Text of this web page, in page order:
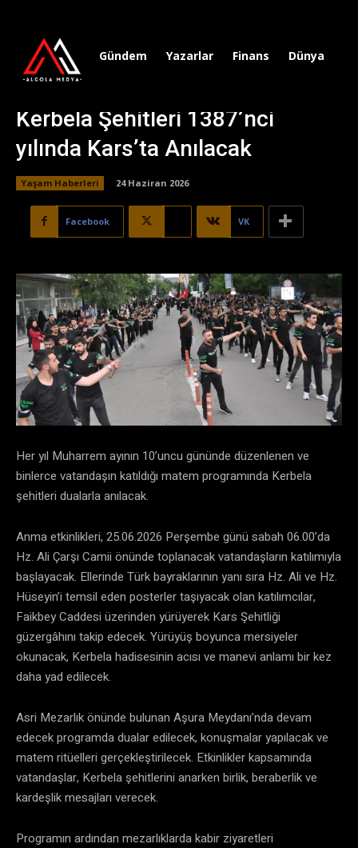
Gündem Yazarlar Finans Dünya
Kerbela Şehitleri 1387’nci
yılında Kars’ta Anılacak
Yaşam Haberleri 24 Haziran 2026
Facebook VK
Her yıl Muharrem ayının 10’uncu gününde düzenlenen ve
binlerce vatandaşın katıldığı matem programında Kerbela
şehitleri dualarla anılacak.
Anma etkinlikleri, 25.06.2026 Perşembe günü sabah 06.00’da
Hz. Ali Çarşı Camii önünde toplanacak vatandaşların katılımıyla
başlayacak. Ellerinde Türk bayraklarının yanı sıra Hz. Ali ve Hz.
Hüseyin’i temsil eden posterler taşıyacak olan katılımcılar,
Faikbey Caddesi üzerinden yürüyerek Kars Şehitliği
güzergâhını takip edecek. Yürüyüş boyunca mersiyeler
okunacak, Kerbela hadisesinin acısı ve manevi anlamı bir kez
daha yad edilecek.
Asri Mezarlık önünde bulunan Aşura Meydanı’nda devam
edecek programda dualar edilecek, konuşmalar yapılacak ve
matem ritüelleri gerçekleştirilecek. Etkinlikler kapsamında
vatandaşlar, Kerbela şehitlerini anarken birlik, beraberlik ve
kardeşlik mesajları verecek.
Programın ardından mezarlıklarda kabir ziyaretleri